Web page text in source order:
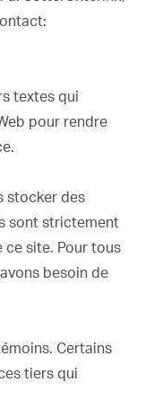
textes qui
pour rendre
stocker des
sont strictement
ce site. Pour tous
besoin de
Certains
tiers qui